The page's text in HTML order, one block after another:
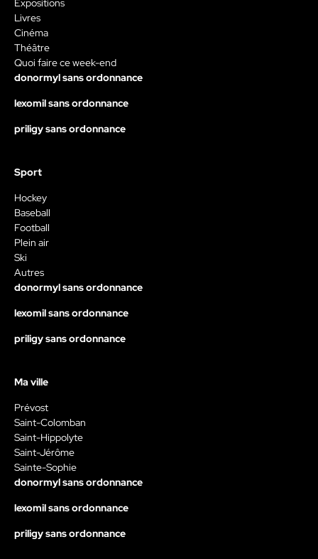
Expositions
Livres
Cinéma
Théâtre
Quoi faire ce week-end
donormyl sans ordonnance
lexomil sans ordonnance
priligy sans ordonnance
Sport
Hockey
Baseball
Football
Plein air
Ski
Autres
donormyl sans ordonnance
lexomil sans ordonnance
priligy sans ordonnance
Ma ville
Prévost
Saint-Colomban
Saint-Hippolyte
Saint-Jérôme
Sainte-Sophie
donormyl sans ordonnance
lexomil sans ordonnance
priligy sans ordonnance